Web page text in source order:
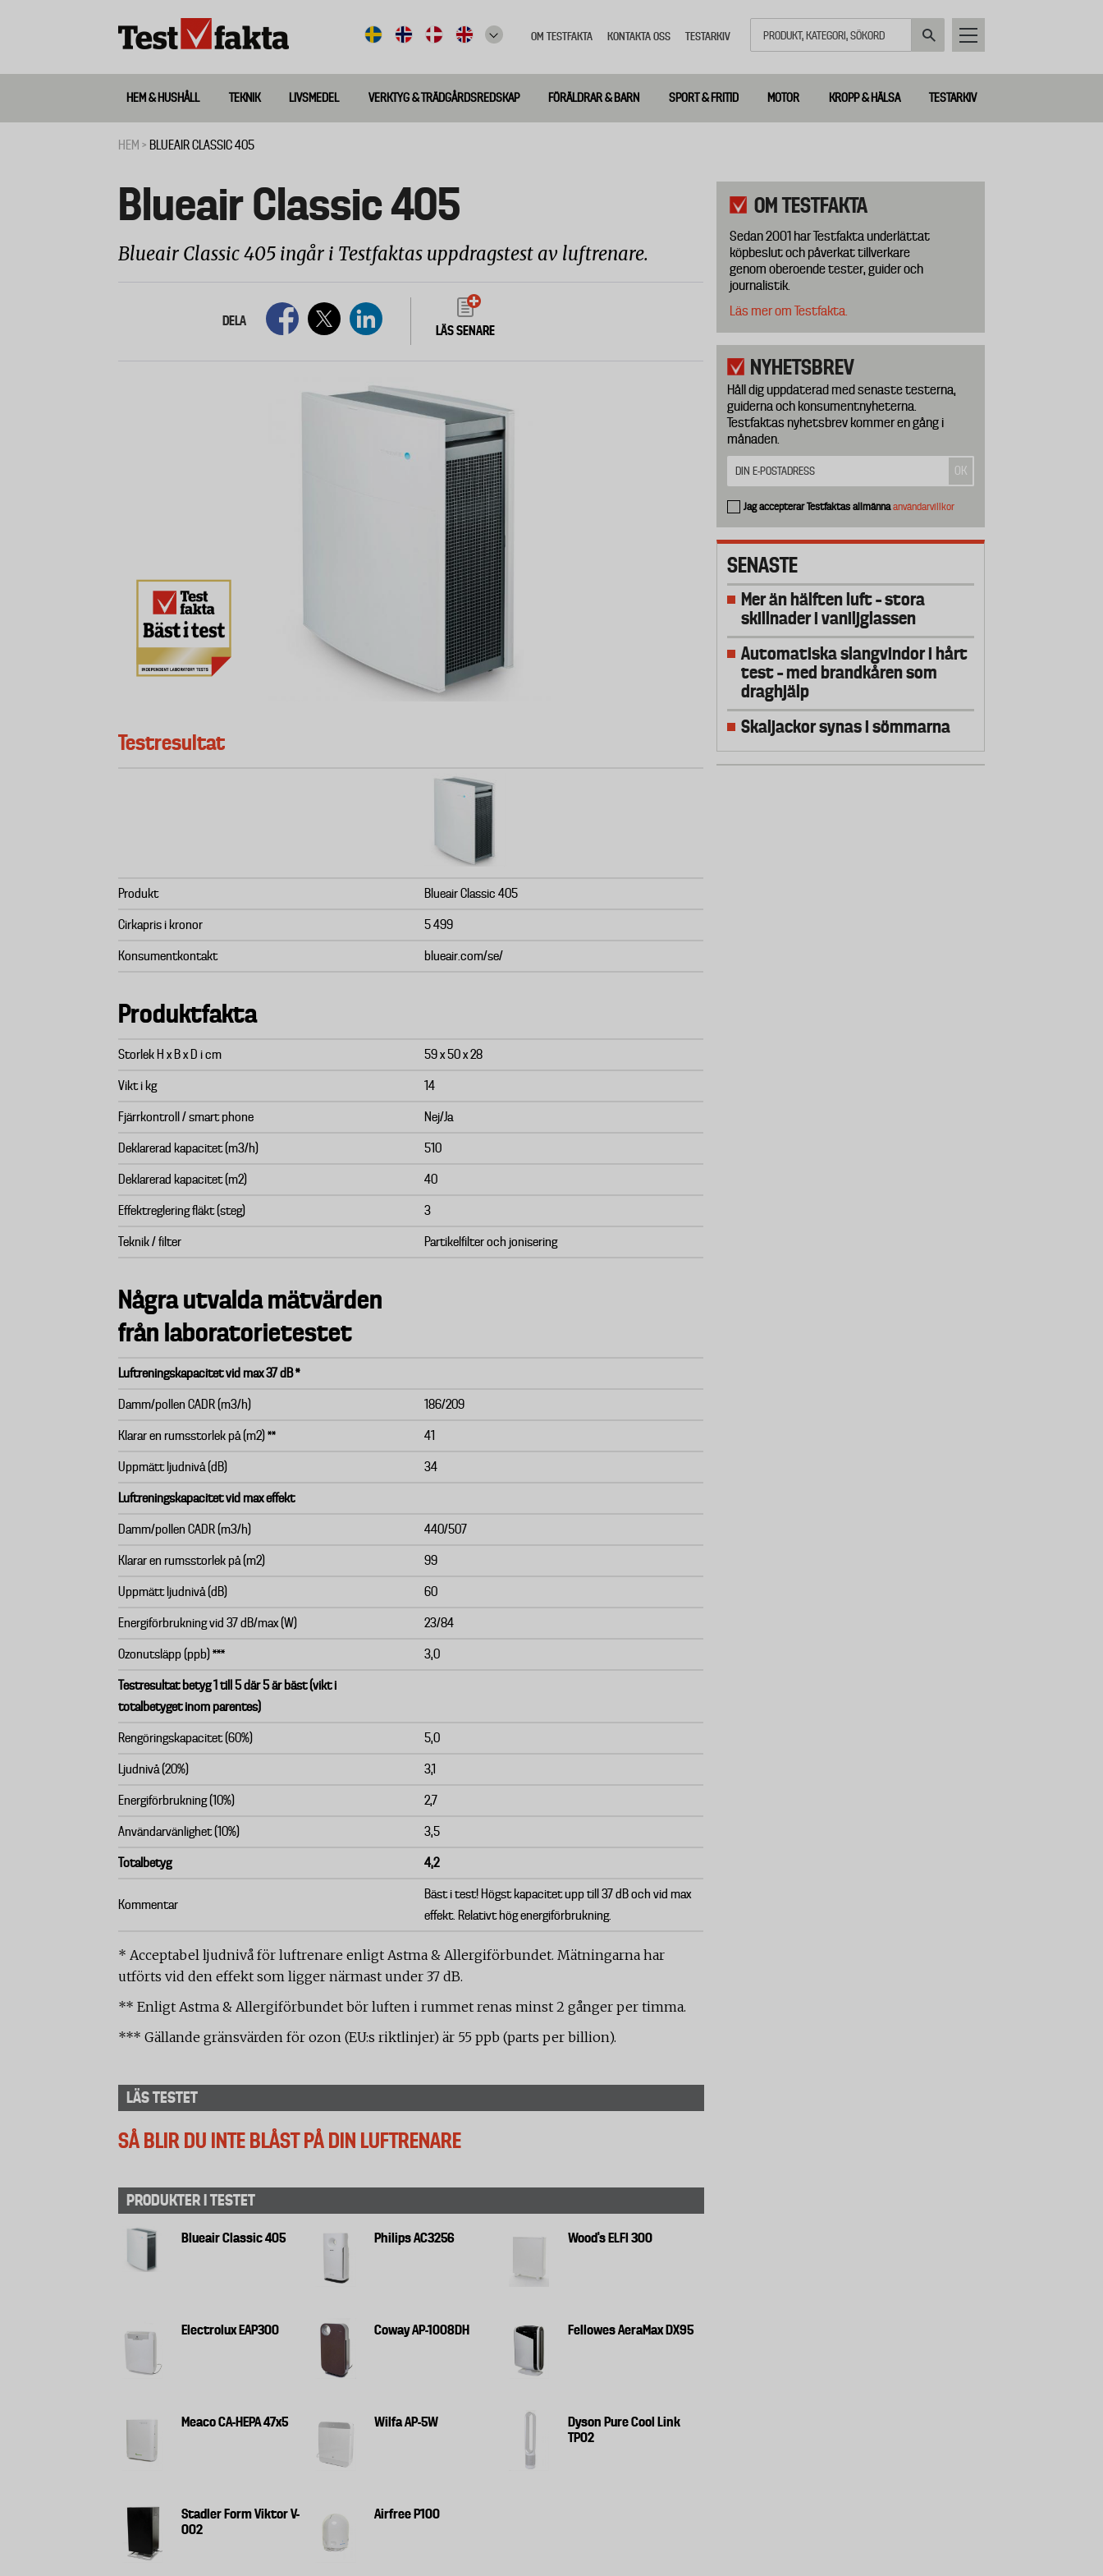
meny
OM TESTFAKTA KONTAKTA OSS TESTARKIV
Huvudmeny
ny
HEM & HUSHÅLL TEKNIK LIVSMEDEL VERKTYG & TRÄDGÅRDSREDSKAP FÖRÄLDRAR & BARN SPORT & FRITID MOTOR KROPP & HÄLSA TESTARKIV
HEM BLUEAIR CLASSIC 405
Blueair Classic 405
Blueair Classic 405 ingår i Testfaktas uppdragstest av luftrenare.
DELA
LÄS SENARE
Testresultat
Produkt Blueair Classic 405
Cirkapris i kronor 5 499
Konsumentkontakt blueair.com/se/
Produktfakta
Storlek H x B x D i cm 59 x 50 x 28
Vikt i kg 14
Fjärrkontroll / smart phone Nej/Ja
Deklarerad kapacitet (m3/h) 510
Deklarerad kapacitet (m2) 40
Effektreglering fläkt (steg) 3
Teknik / filter Partikelfilter och jonisering
Några utvalda mätvärden
från laboratorietestet
Luftreningskapacitet vid max 37 dB *
Damm/pollen CADR (m3/h) 186/209
Klarar en rumsstorlek på (m2) ** 41
Uppmätt ljudnivå (dB) 34
Luftreningskapacitet vid max effekt
Damm/pollen CADR (m3/h) 440/507
Klarar en rumsstorlek på (m2) 99
Uppmätt ljudnivå (dB) 60
Energiförbrukning vid 37 dB/max (W) 23/84
Ozonutsläpp (ppb) *** 3,0
Testresultat betyg 1 till 5 där 5 är bäst (vikt i
totalbetyget inom parentes)
Rengöringskapacitet (60%) 5,0
Ljudnivå (20%) 3,1
Energiförbrukning (10%) 2,7
Användarvänlighet (10%) 3,5
Totalbetyg 4,2
Kommentar
Bäst i test! Högst kapacitet upp till 37 dB och vid max
effekt. Relativt hög energiförbrukning.
* Acceptabel ljudnivå för luftrenare enligt Astma & Allergiförbundet. Mätningarna har
utförts vid den effekt som ligger närmast under 37 dB.
** Enligt Astma & Allergiförbundet bör luften i rummet renas minst 2 gånger per timma.
*** Gällande gränsvärden för ozon (EU:s riktlinjer) är 55 ppb (parts per billion).
LÄS TESTET
SÅ BLIR DU INTE BLÅST PÅ DIN LUFTRENARE
PRODUKTER I TESTET
Blueair Classic 405 Philips AC3256 Wood's ELFI 300
Electrolux EAP300 Coway AP-1008DH Fellowes AeraMax DX95
Meaco CA-HEPA 47x5 Wilfa AP-5W
Dyson Pure Cool Link
TP02
Stadler Form Viktor V-
002
Airfree P100
OM TESTFAKTA
Sedan 2001 har Testfakta underlättat
köpbeslut och påverkat tillverkare
genom oberoende tester, guider och
journalistik.
Läs mer om Testfakta.
NYHETSBREV
Håll dig uppdaterad med senaste testerna,
guiderna och konsumentnyheterna.
Testfaktas nyhetsbrev kommer en gång i
månaden.
Jag accepterar Testfaktas allmännaanvändarvillkor
SENASTE
Mer än hälften luft – stora
skillnader i vaniljglassen
Automatiska slangvindor i hårt
test – med brandkåren som
draghjälp
Skaljackor synas i sömmarna